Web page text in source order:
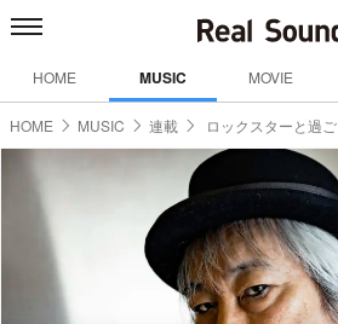
HOME MUSIC MOVIE
HOME MUSIC 連載 ロックスターと過